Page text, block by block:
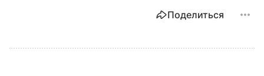
Поделиться